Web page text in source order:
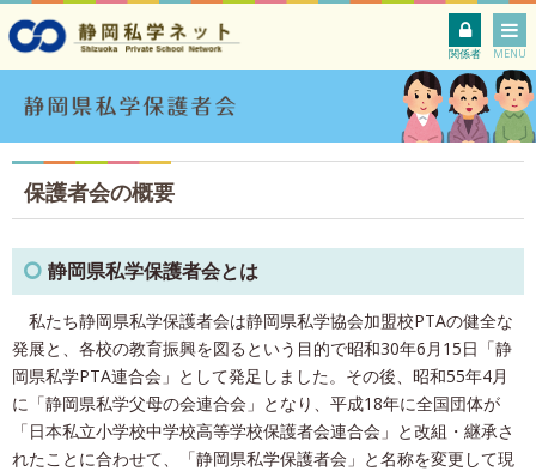
関係者 MENU
保護者会の概要
静岡県私学保護者会とは
私たち静岡県私学保護者会は静岡県私学協会加盟校PTAの健全な
発展と、各校の教育振興を図るという目的で昭和30年6月15日「静
岡県私学PTA連合会」として発足しました。その後、昭和55年4月
に「静岡県私学父母の会連合会」となり、平成18年に全国団体が
「日本私立小学校中学校高等学校保護者会連合会」と改組・継承さ
れたことに合わせて、「静岡県私学保護者会」と名称を変更して現